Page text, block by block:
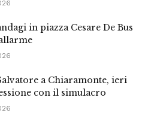
in piazza Cesare De Bus
a Chiaramonte, ieri
con il simulacro